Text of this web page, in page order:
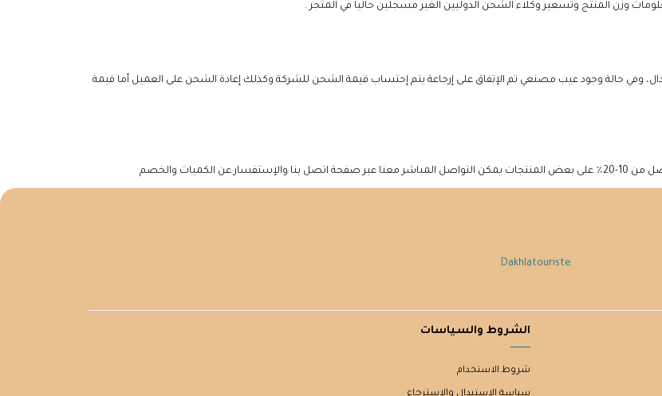
وزن المنتج وتسعير وكلاء الشحن الدوليين الغير مسجلين حالياً في المتجر .
وفي حالة وجود عيب مصنعي تم الإتفاق على إرجاعة يتم إحتساب قيمة الشحن للشركة وكذلك إعادة الشحن على العميل أما قيمة
والخصم
Dakhlatouriste
الشروط والسياسات
شروط الاستخدام